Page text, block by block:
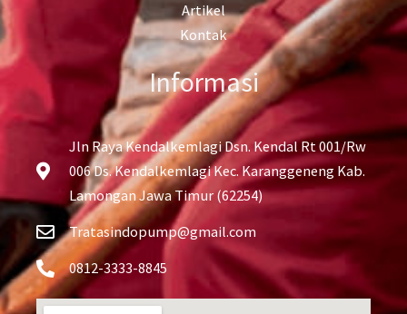
Artikel
Kontak
Informasi
Jln Raya Kendalkemlagi Dsn. Kendal Rt 001/Rw
006 Ds. Kendalkemlagi Kec. Karanggeneng Kab.
Lamongan Jawa Timur (62254)
Tratasindopump@gmail.com
0812-3333-8845